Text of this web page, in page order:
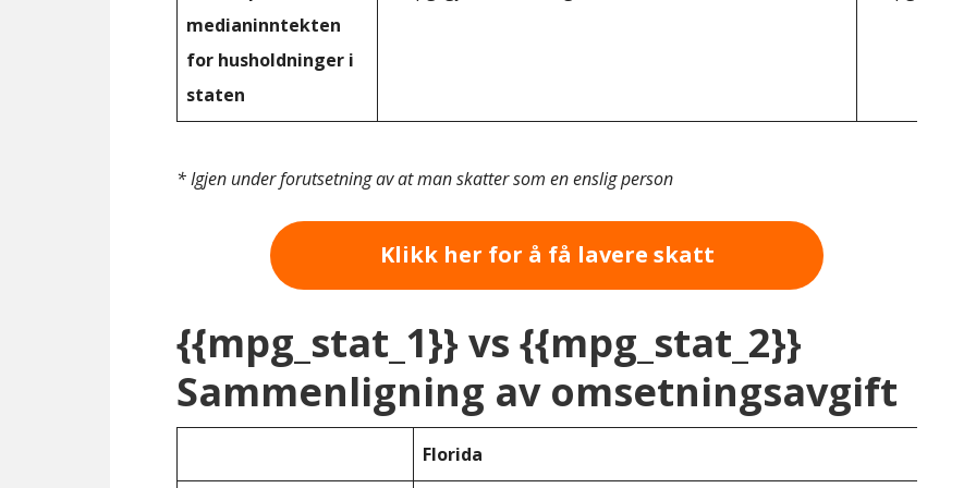
medianinntekten
for husholdninger i
staten
* Igjen under forutsetning av at man skatter som en enslig person
Klikk her for å få lavere skatt
{{mpg_stat_1}} vs {{mpg_stat_2}}
Sammenligning av omsetningsavgift
Florida